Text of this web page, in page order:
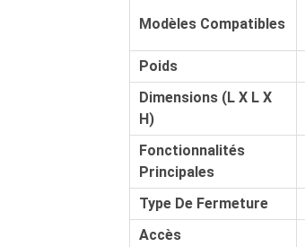
Modèles Compatibles
Poids
Dimensions (L X L X
H)
Fonctionnalités
Principales
Type De Fermeture
Accès